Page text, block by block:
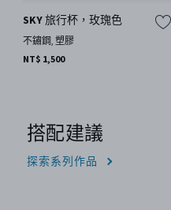
SKY 旅行杯，玫瑰色
不鏽鋼, 塑膠
NT$ 1,500
搭配建議
探索系列作品